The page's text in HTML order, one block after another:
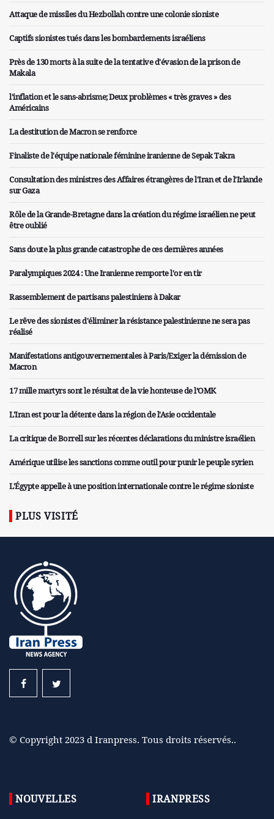
Attaque de missiles du Hezbollah contre une colonie sioniste
Captifs sionistes tués dans les bombardements israéliens
Près de 130 morts à la suite de la tentative d'évasion de la prison de
Makala
l'inflation et le sans-abrisme; Deux problèmes « très graves » des
Américains
La destitution de Macron se renforce
Finaliste de l'équipe nationale féminine iranienne de Sepak Takra
Consultation des ministres des Affaires étrangères de l'Iran et de l'Irlande
sur Gaza
Rôle de la Grande-Bretagne dans la création du régime israélien ne peut
être oublié
Sans doute la plus grande catastrophe de ces dernières années
Paralympiques 2024 : Une Iranienne remporte l'or en tir
Rassemblement de partisans palestiniens à Dakar
Le rêve des sionistes d'éliminer la résistance palestinienne ne sera pas
réalisé
Manifestations antigouvernementales à Paris/Exiger la démission de
Macron
17 mille martyrs sont le résultat de la vie honteuse de l’OMK
L'Iran est pour la détente dans la région de l'Asie occidentale
La critique de Borrell sur les récentes déclarations du ministre israélien
Amérique utilise les sanctions comme outil pour punir le peuple syrien
L'Égypte appelle à une position internationale contre le régime sioniste
PLUS VISITÉ
© Copyright 2023 d Iranpress. Tous droits réservés..
NOUVELLES IRANPRESS